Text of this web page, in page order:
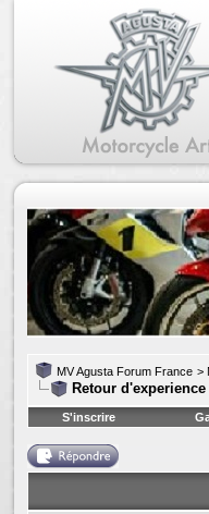
MV Agusta Forum France >
Retour
S'inscrire